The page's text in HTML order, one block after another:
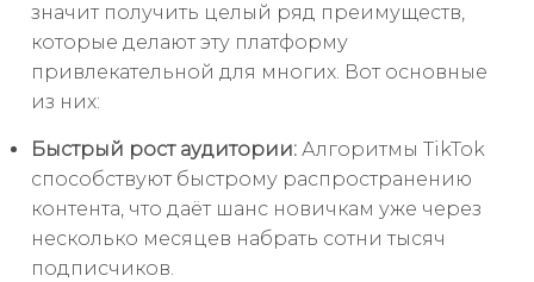
значит получить целый ряд преимуществ,
которые делают эту платформу
привлекательной для многих. Вот основные
из них:
Быстрый рост аудитории: Алгоритмы TikTok
способствуют быстрому распространению
контента, что даёт шанс новичкам уже через
несколько месяцев набрать сотни тысяч
подписчиков.